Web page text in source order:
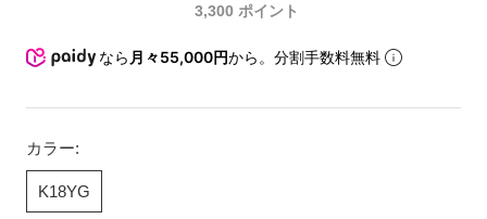
3,300 ポイント
なら 月々55,000円から。分割手数料無料
カラー:
K18YG